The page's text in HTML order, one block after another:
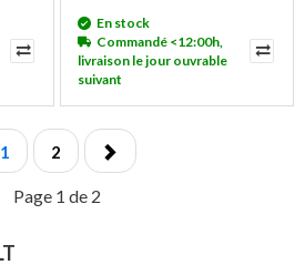
En stock
Commandé <12:00h,
livraison le jour ouvrable
suivant
Page 1 de 2
1 2